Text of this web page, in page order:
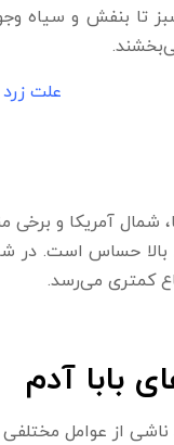
تا بنفش و سیاه
علت
شمال آمریکا و
کمتری می‌رسد.
بابا آدم
از عوامل